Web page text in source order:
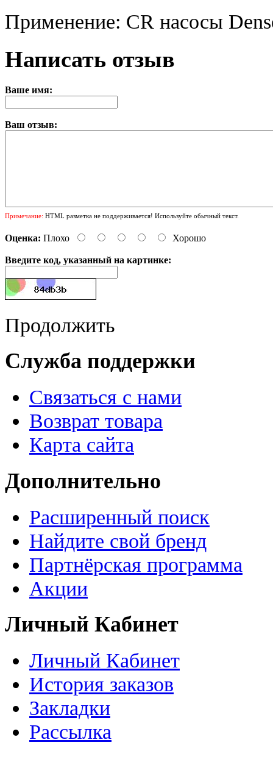
Применение: CR насосы
Написать отзыв
Ваше имя:
Ваш отзыв:
Примечание: HTML разметка не поддерживается! Используйте обычный текст.
Оценка: Плохо Хорошо
Введите код, указанный на картинке:
Продолжить
Служба поддержки
Связаться с нами
Возврат товара
Карта сайта
Дополнительно
Расширенный поиск
Найдите свой бренд
Партнёрская программа
Акции
Личный Кабинет
Личный Кабинет
История заказов
Закладки
Рассылка